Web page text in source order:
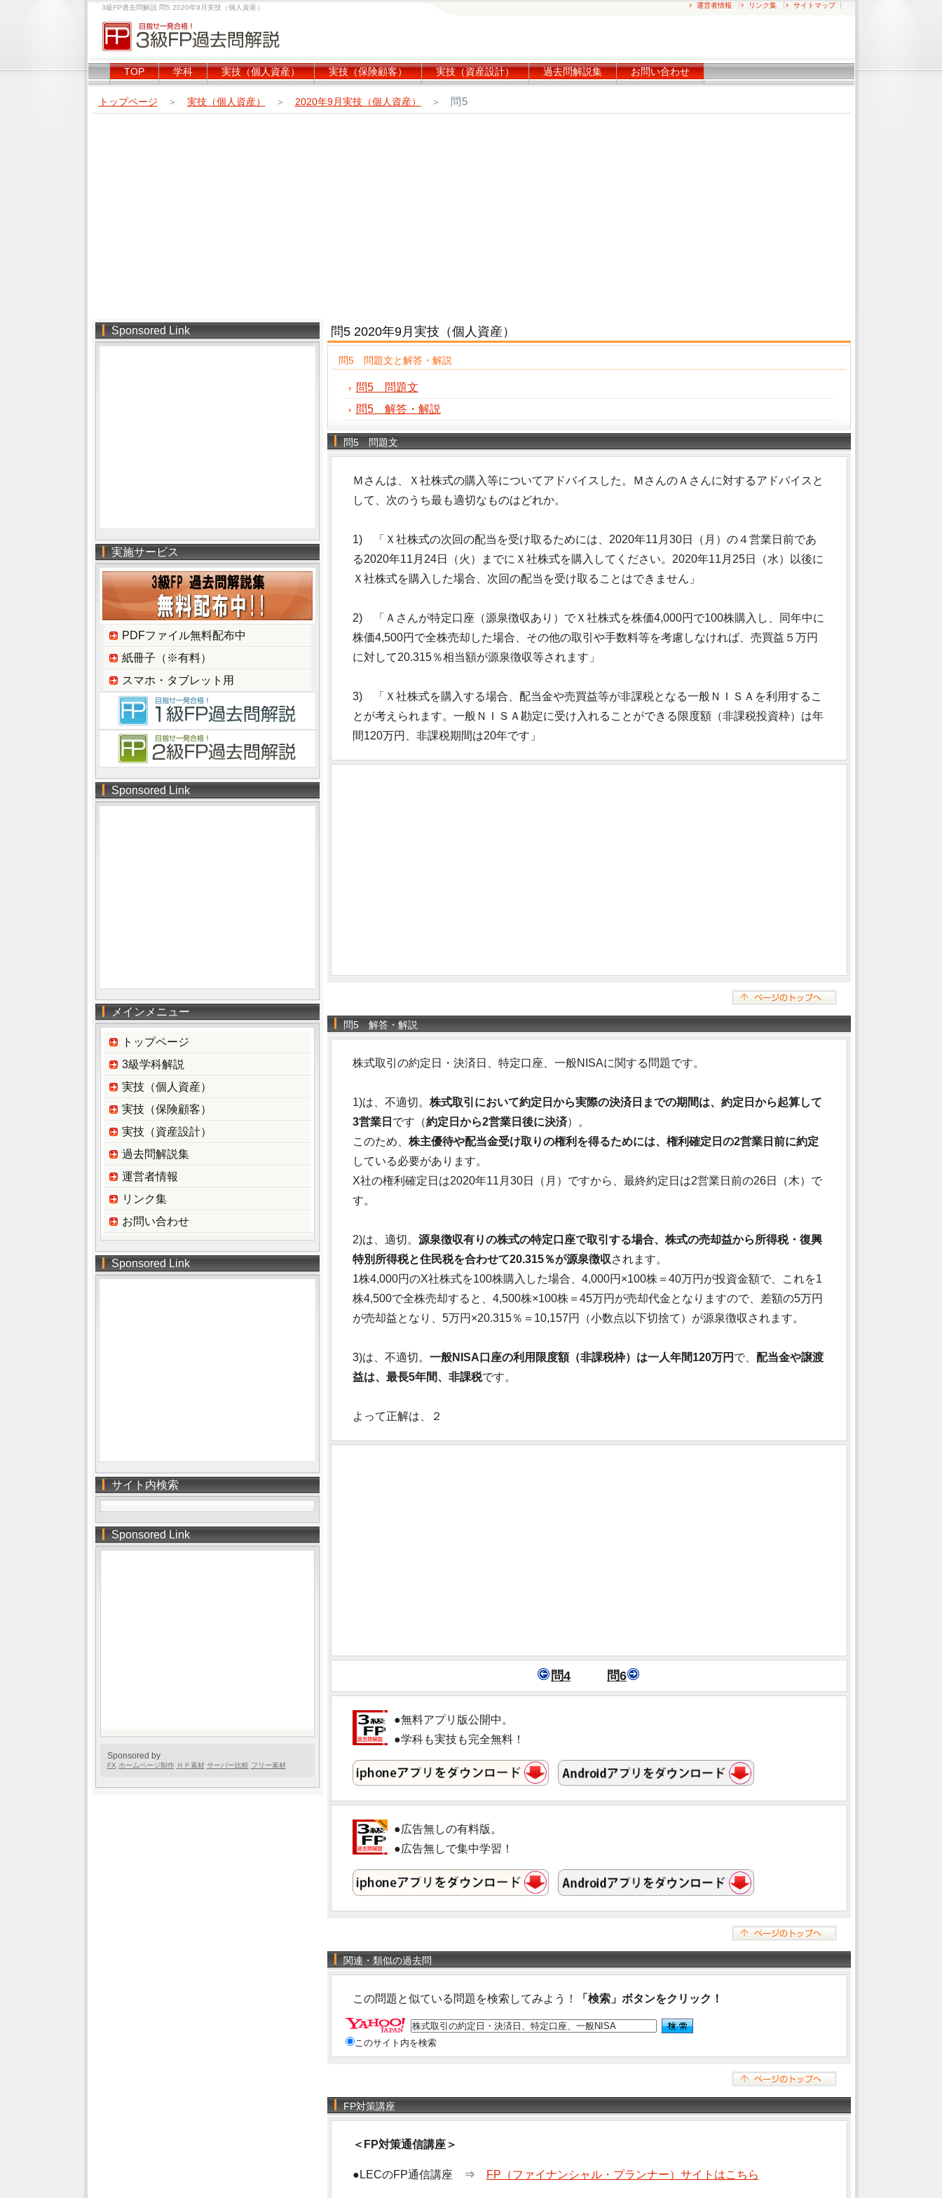
3級FP過去問解説 問5 2020年9月実技（個人資産） 運営者情報 リンク集 サイトマップ
TOP 学科 実技（個人資産） 実技（保険顧客） 実技（資産設計） 過去問解説集 お問い合わせ
トップページ ＞ 実技（個人資産） ＞ 2020年9月実技（個人資産） ＞ 問5
問5 2020年9月実技（個人資産）
問5 問題文と解答・解説
問5 問題文
問5 解答・解説
問5 問題文
Ｍさんは、Ｘ社株式の購入等についてアドバイスした。ＭさんのＡさんに対するアドバイスと
して、次のうち最も適切なものはどれか。
1) 「Ｘ社株式の次回の配当を受け取るためには、2020年11月30日（月）の４営業日前であ
る2020年11月24日（火）までにＸ社株式を購入してください。2020年11月25日（水）以後に
Ｘ社株式を購入した場合、次回の配当を受け取ることはできません」
2) 「Ａさんが特定口座（源泉徴収あり）でＸ社株式を株価4,000円で100株購入し、同年中に
株価4,500円で全株売却した場合、その他の取引や手数料等を考慮しなければ、売買益５万円
に対して20.315％相当額が源泉徴収等されます」
3) 「Ｘ社株式を購入する場合、配当金や売買益等が非課税となる一般ＮＩＳＡを利用するこ
とが考えられます。一般ＮＩＳＡ勘定に受け入れることができる限度額（非課税投資枠）は年
間120万円、非課税期間は20年です」
問5 解答・解説
株式取引の約定日・決済日、特定口座、一般NISAに関する問題です。
1)は、不適切。 株式取引において約定日から実際の決済日までの期間は、約定日から起算して
3営業日 です（約定日から2営業日後に決済）。
このため、 株主優待や配当金受け取りの権利を得るためには、権利確定日の2営業日前に約定
している必要があります。
X社の権利確定日は2020年11月30日（月）ですから、最終約定日は2営業日前の26日（木）で
す。
2)は、適切。 源泉徴収有りの株式の特定口座で取引する場合、株式の売却益から所得税・復興
特別所得税と住民税を合わせて20.315％が源泉徴収 されます。
1株4,000円のX社株式を100株購入した場合、4,000円×100株＝40万円が投資金額で、これを1
株4,500で全株売却すると、4,500株×100株＝45万円が売却代金となりますので、差額の5万円
が売却益となり、5万円×20.315％＝10,157円（小数点以下切捨て）が源泉徴収されます。
3)は、不適切。 一般NISA口座の利用限度額（非課税枠）は一人年間120万円 で、 配当金や譲渡
益は、最長5年間、非課税です。
よって正解は、２
問4 問6
●無料アプリ版公開中。
●学科も実技も完全無料！
●広告無しの有料版。
●広告無しで集中学習！
関連・類似の過去問
この問題と似ている問題を検索してみよう！ 「検索」ボタンをクリック！
このサイト内を検索
FP対策講座
＜FP対策通信講座＞
●LECのFP通信講座 ⇒ FP（ファイナンシャル・プランナー）サイトはこちら
Sponsored Link
実施サービス
PDFファイル無料配布中
紙冊子（※有料）
スマホ・タブレット用
Sponsored Link
メインメニュー
トップページ
3級学科解説
実技（個人資産）
実技（保険顧客）
実技（資産設計）
過去問解説集
運営者情報
リンク集
お問い合わせ
Sponsored Link
サイト内検索
Sponsored Link
Sponsored by
FX ホームページ制作 ＨＰ素材 サーバー比較 フリー素材